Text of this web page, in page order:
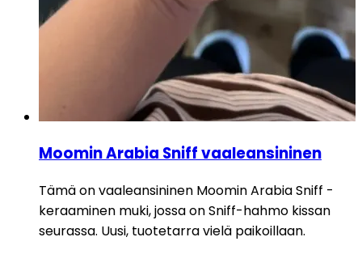
Moomin Arabia Sniff vaaleansininen
Tämä on vaaleansininen Moomin Arabia Sniff -
keraaminen muki, jossa on Sniff-hahmo kissan
seurassa. Uusi, tuotetarra vielä paikoillaan.